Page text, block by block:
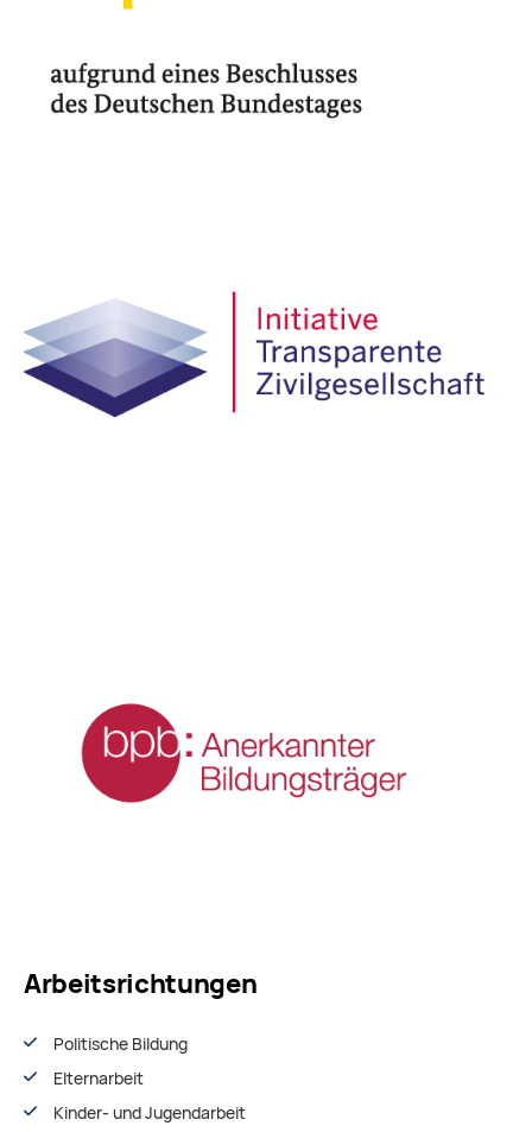
Arbeitsrichtungen
Politische Bildung
Elternarbeit
Kinder- und Jugendarbeit